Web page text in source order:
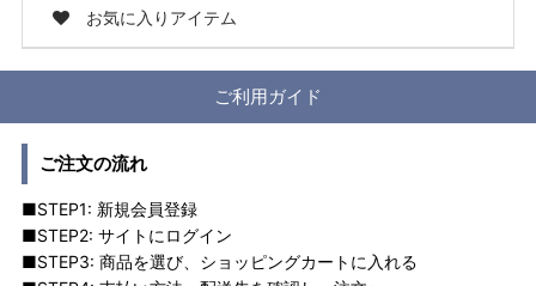
お気に入りアイテム
ご利用ガイド
ご注文の流れ
■STEP1: 新規会員登録
■STEP2: サイトにログイン
■STEP3: 商品を選び、ショッピングカートに入れる